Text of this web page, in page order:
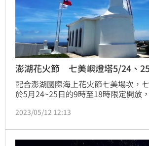
澎湖花火節 七美嶼燈塔5/24、
配合澎湖國際海上花火節七美場次，
於5月24~25日的9時至18時限定開放
2023/05/12 12:13